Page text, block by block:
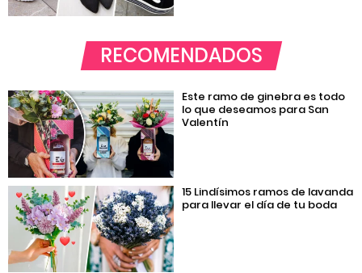
RECOMENDADOS
Este ramo de ginebra es todo
lo que deseamos para San
Valentín
15 Lindísimos ramos de lavanda
para llevar el día de tu boda